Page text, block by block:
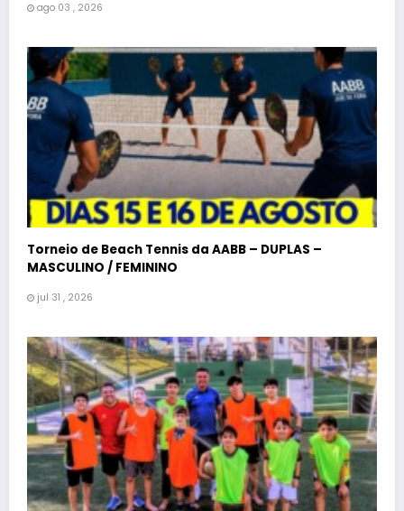
ago 03 , 2026
Torneio de Beach Tennis da AABB – DUPLAS –
MASCULINO / FEMININO
jul 31 , 2026